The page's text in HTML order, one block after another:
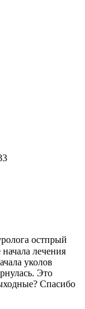
остпрый
лечения
уколов
Это
Спасибо